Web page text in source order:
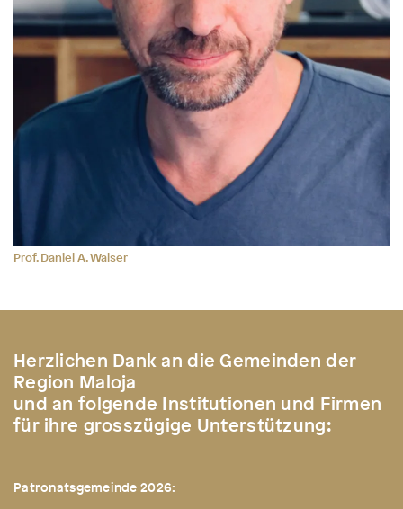
Prof. Daniel A. Walser
Herzlichen Dank an die Gemeinden der
Region Maloja
und an folgende Institutionen und Firmen
für ihre grosszügige Unterstützung:
Patronatsgemeinde 2026: